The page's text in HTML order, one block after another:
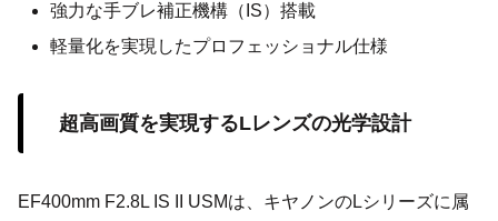
強力な手ブレ補正機構（IS）搭載
軽量化を実現したプロフェッショナル仕様
超高画質を実現するLレンズの光学設計
EF400mm F2.8L IS II USMは、キヤノンのLシリーズに属